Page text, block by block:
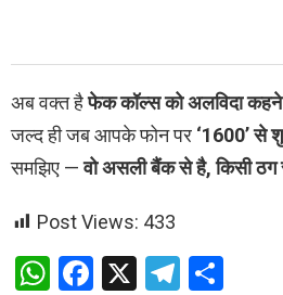
अब वक्त हैफेक कॉल्स को अलविदा
जल्द ही जब आपके फोन पर ‘1600’ से
समझिए —वो असली बैंक से है, किसी ठग
Post Views: 433
W F
X
T